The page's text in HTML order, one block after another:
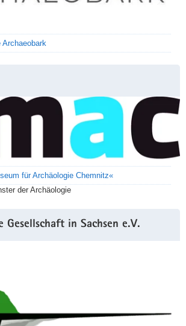
für Archäologie Chemnitz«
der Archäologie
Gesellschaft in Sachsen e.V.